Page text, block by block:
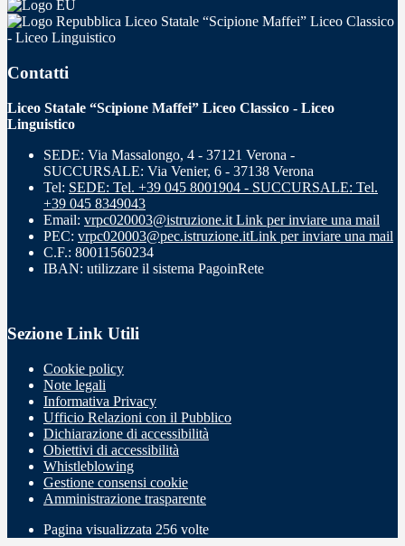
Liceo Statale “Scipione Maffei” Liceo Classico
- Liceo Linguistico
Contatti
Liceo Statale “Scipione Maffei” Liceo Classico - Liceo
Linguistico
SEDE: Via Massalongo, 4 - 37121 Verona -
SUCCURSALE: Via Venier, 6 - 37138 Verona
Tel: SEDE: Tel. +39 045 8001904 - SUCCURSALE: Tel.
+39 045 8349043
Email: vrpc020003@istruzione.it Link per inviare una mail
PEC: vrpc020003@pec.istruzione.itLink per inviare una mail
C.F.: 80011560234
IBAN: utilizzare il sistema PagoinRete
Sezione Link Utili
Cookie policy
Note legali
Informativa Privacy
Ufficio Relazioni con il Pubblico
Dichiarazione di accessibilità
Obiettivi di accessibilità
Whistleblowing
Gestione consensi cookie
Amministrazione trasparente
Pagina visualizzata 256 volte